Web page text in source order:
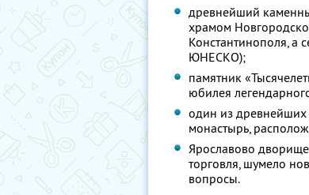
древнейший
храмом
Константинополя, а
ЮНЕСКО);
памятник
юбилея
один из
монастырь,
Ярославово
торговля, шумело
вопросы.